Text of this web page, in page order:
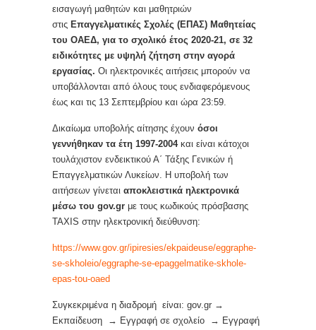
εισαγωγή μαθητών και μαθητριών
στις Επαγγελματικές Σχολές (ΕΠΑΣ) Μαθητείας
του ΟΑΕΔ, για το σχολικό έτος 2020-21, σε 32
ειδικότητες με υψηλή ζήτηση στην αγορά
εργασίας. Οι ηλεκτρονικές αιτήσεις μπορούν να
υποβάλλονται από όλους τους ενδιαφερόμενους
έως και τις 13 Σεπτεμβρίου και ώρα 23:59.
Δικαίωμα υποβολής αίτησης έχουν όσοι
γεννήθηκαν τα έτη 1997-2004 και είναι κάτοχοι
τουλάχιστον ενδεικτικού Α΄ Τάξης Γενικών ή
Επαγγελματικών Λυκείων. Η υποβολή των
αιτήσεων γίνεται αποκλειστικά ηλεκτρονικά
μέσω του gov.gr με τους κωδικούς πρόσβασης
TAXIS στην ηλεκτρονική διεύθυνση:
https://www.gov.gr/ipiresies/ekpaideuse/eggraphe-
se-skholeio/eggraphe-se-epaggelmatike-skhole-
epas-tou-oaed
Συγκεκριμένα η διαδρομή είναι: gov.gr →
Εκπαίδευση → Εγγραφή σε σχολείο → Εγγραφή